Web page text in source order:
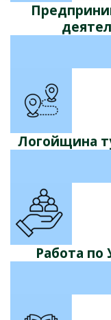
Логойщина
Работа по